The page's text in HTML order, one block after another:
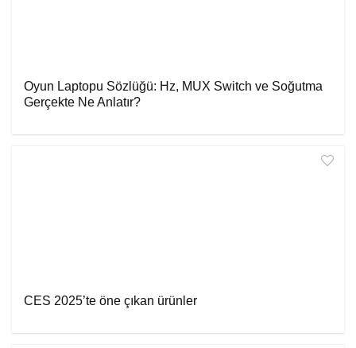
Oyun Laptopu Sözlüğü: Hz, MUX Switch ve Soğutma
Gerçekte Ne Anlatır?
CES 2025’te öne çıkan ürünler